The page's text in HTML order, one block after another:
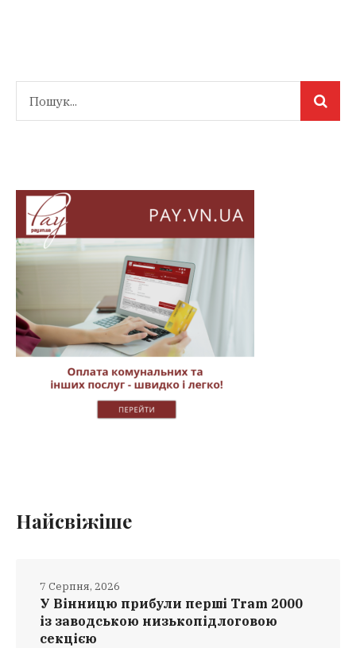
Найсвіжіше
У Вінницю прибули перші Tram 2000
із заводською низькопідлоговою
секцією
7 Серпня, 2026